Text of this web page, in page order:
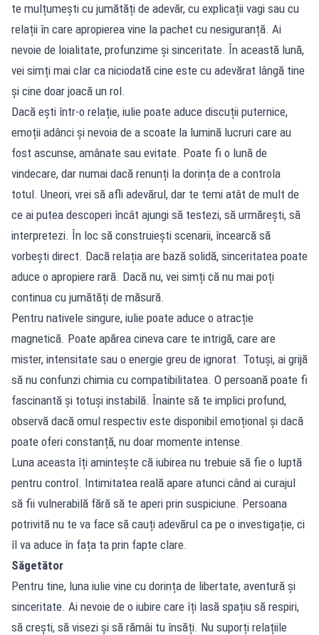
te mulțumești cu jumătăți de adevăr, cu explicații vagi sau cu
relații în care apropierea vine la pachet cu nesiguranță. Ai
nevoie de loialitate, profunzime și sinceritate. În această lună,
vei simți mai clar ca niciodată cine este cu adevărat lângă tine
și cine doar joacă un rol.
Dacă ești într-o relație, iulie poate aduce discuții puternice,
emoții adânci și nevoia de a scoate la lumină lucruri care au
fost ascunse, amânate sau evitate. Poate fi o lună de
vindecare, dar numai dacă renunți la dorința de a controla
totul. Uneori, vrei să afli adevărul, dar te temi atât de mult de
ce ai putea descoperi încât ajungi să testezi, să urmărești, să
interpretezi. În loc să construiești scenarii, încearcă să
vorbești direct. Dacă relația are bază solidă, sinceritatea poate
aduce o apropiere rară. Dacă nu, vei simți că nu mai poți
continua cu jumătăți de măsură.
Pentru nativele singure, iulie poate aduce o atracție
magnetică. Poate apărea cineva care te intrigă, care are
mister, intensitate sau o energie greu de ignorat. Totuși, ai grijă
să nu confunzi chimia cu compatibilitatea. O persoană poate fi
fascinantă și totuși instabilă. Înainte să te implici profund,
observă dacă omul respectiv este disponibil emoțional și dacă
poate oferi constanță, nu doar momente intense.
Luna aceasta îți amintește că iubirea nu trebuie să fie o luptă
pentru control. Intimitatea reală apare atunci când ai curajul
să fii vulnerabilă fără să te aperi prin suspiciune. Persoana
potrivită nu te va face să cauți adevărul ca pe o investigație, ci
îl va aduce în fața ta prin fapte clare.
Săgetător
Pentru tine, luna iulie vine cu dorința de libertate, aventură și
sinceritate. Ai nevoie de o iubire care îți lasă spațiu să respiri,
să crești, să visezi și să rămâi tu însăți. Nu suporți relațiile